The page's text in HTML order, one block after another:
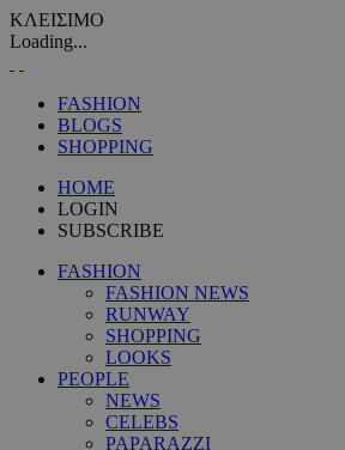
ΚΛΕΙΣΙΜΟ
Loading...
FASHION
BLOGS
SHOPPING
HOME
LOGIN
SUBSCRIBE
FASHION
FASHION NEWS
RUNWAY
SHOPPING
LOOKS
PEOPLE
NEWS
CELEBS
PAPARAZZI